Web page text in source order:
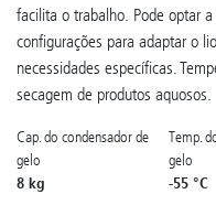
facilita o trabalho. Pode optar
configurações para adaptar o
necessidades específicas.
secagem de produtos aquosos.
Cap. do condensador de
gelo
8 kg
Temp.
gelo
-55 °C